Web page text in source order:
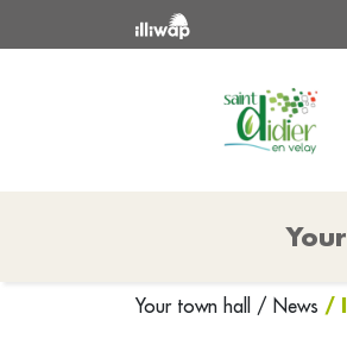
Your town hall / News /